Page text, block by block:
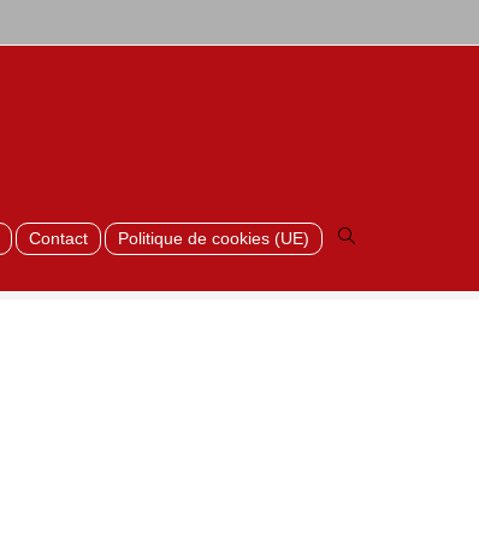
Contact Politique de cookies (UE)
Toggle
website
search
>